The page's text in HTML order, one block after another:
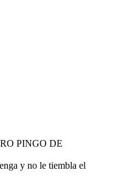
PINGO DE
y no le tiembla el